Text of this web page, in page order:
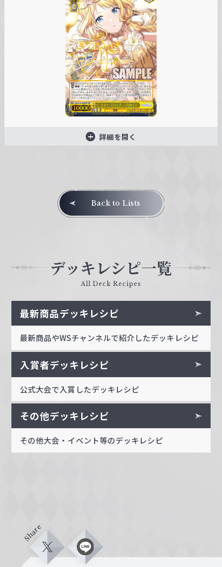
詳細を開く
Back to Lists
デッキレシピ一覧
All Deck Recipes
最新商品デッキレシピ
最新商品やWSチャンネルで紹介したデッキレシピ
入賞者デッキレシピ
公式大会で入賞したデッキレシピ
その他デッキレシピ
その他大会・イベント等のデッキレシピ
Share
X L
i